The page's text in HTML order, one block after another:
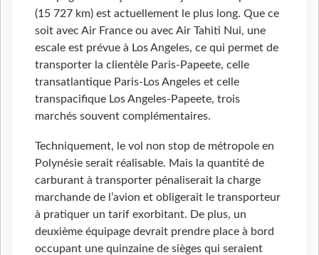
(15 727 km) est actuellement le plus long. Que ce
soit avec Air France ou avec Air Tahiti Nui, une
escale est prévue à Los Angeles, ce qui permet de
transporter la clientèle Paris-Papeete, celle
transatlantique Paris-Los Angeles et celle
transpacifique Los Angeles-Papeete, trois
marchés souvent complémentaires.
Techniquement, le vol non stop de métropole en
Polynésie serait réalisable. Mais la quantité de
carburant à transporter pénaliserait la charge
marchande de l’avion et obligerait le transporteur
à pratiquer un tarif exorbitant. De plus, un
deuxième équipage devrait prendre place à bord
occupant une quinzaine de sièges qui seraient